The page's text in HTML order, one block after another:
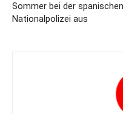
Sommer bei der spanischen
Nationalpolizei aus